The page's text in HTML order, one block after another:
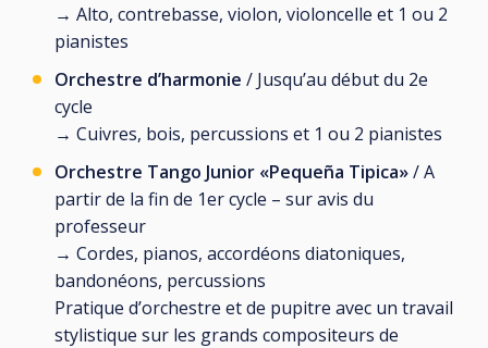
→ Alto, contrebasse, violon, violoncelle et 1 ou 2
pianistes
Orchestre d’harmonie / Jusqu’au début du 2e
cycle
→ Cuivres, bois, percussions et 1 ou 2 pianistes
Orchestre Tango Junior «Pequeña Tipica»/ A
partir de la fin de 1er cycle – sur avis du
professeur
→ Cordes, pianos, accordéons diatoniques,
bandonéons, percussions
Pratique d’orchestre et de pupitre avec un travail
stylistique sur les grands compositeurs de